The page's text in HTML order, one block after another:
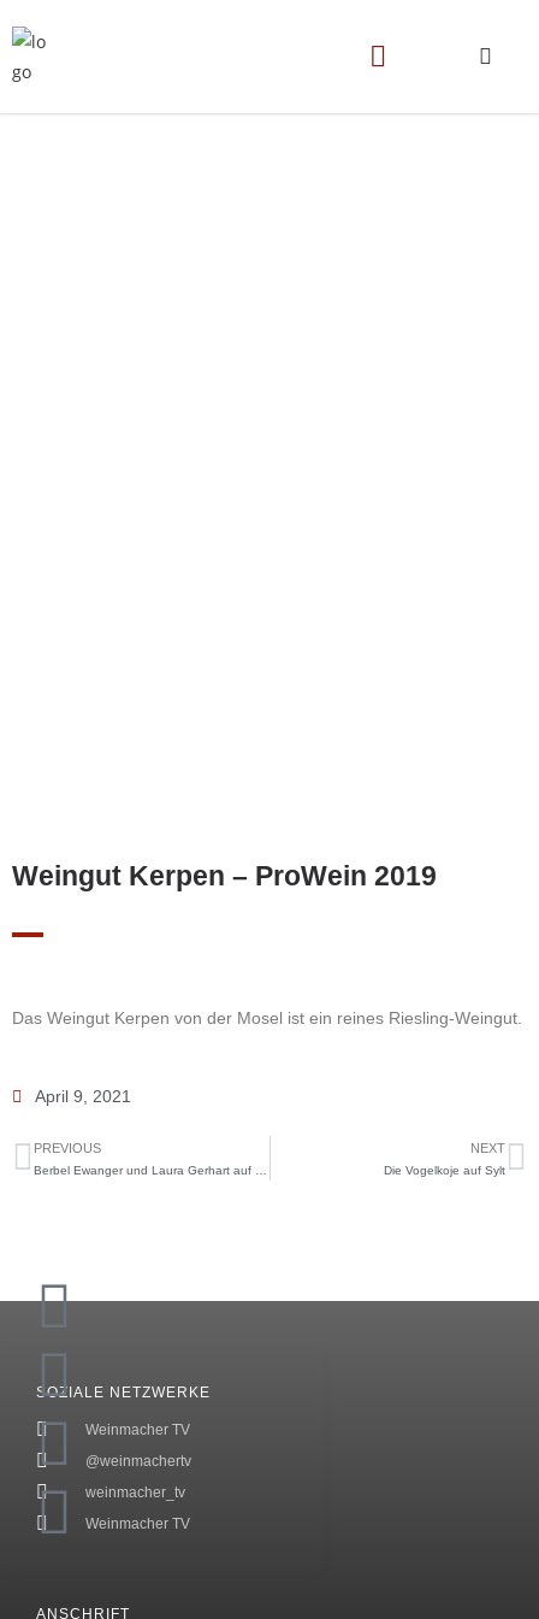
Weingut Kerpen – ProWein 2019
Das Weingut Kerpen von der Mosel ist ein reines Riesling-Weingut.
April 9, 2021
PREVIOUS NEXT
Die Vogelkoje auf Sylt
ANSCHRIFT
SOZIALE NETZWERKE
Weinmacher TV
@weinmachertv
weinmacher_tv
Weinmacher TV